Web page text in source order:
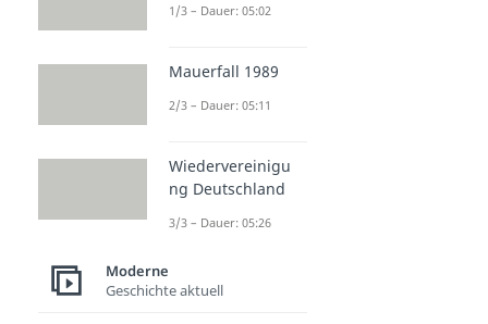
1/3 – Dauer: 05:02
Mauerfall 1989
2/3 – Dauer: 05:11
Wiedervereinigu
ng Deutschland
3/3 – Dauer: 05:26
Moderne
Geschichte aktuell